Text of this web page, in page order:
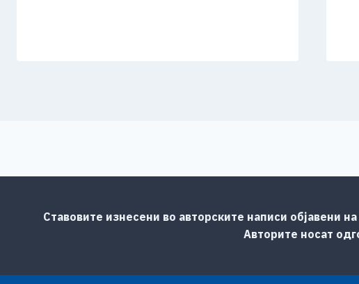
Ставовите изнесени во авторските написи објавени
Авторите носат